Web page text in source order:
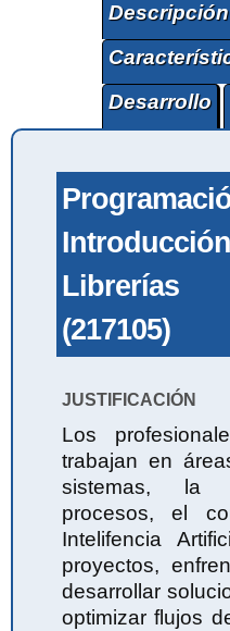
Descripción
Desarrollo
Librerías
(217105)
JUSTIFICACIÓN
Los
trabajan en
sistemas, la
procesos, el
Intelifencia
proyectos,
desarrollar
optimizar flujos